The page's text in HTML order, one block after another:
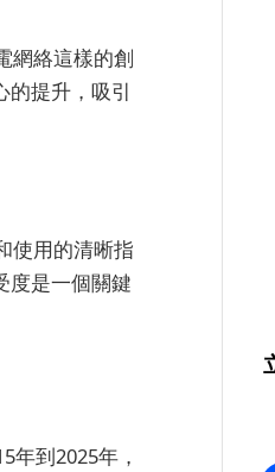
網絡這樣的創
的提升，吸引
使用的清晰指
度是一個關鍵
到2025年，